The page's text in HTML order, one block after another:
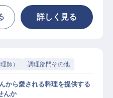
詳しく見る
師） 調理部門その他
から愛される料理を提供する
んか